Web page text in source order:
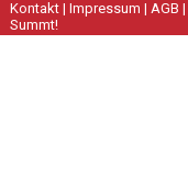
Kontakt| Impressum | AGB |
Summt!